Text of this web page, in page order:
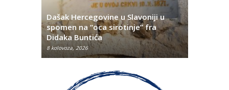
Dašak Hercegovine u Slavoniji u
spomen na “oca sirotinje” fra
Didaka Buntića
8 kolovoza, 2026